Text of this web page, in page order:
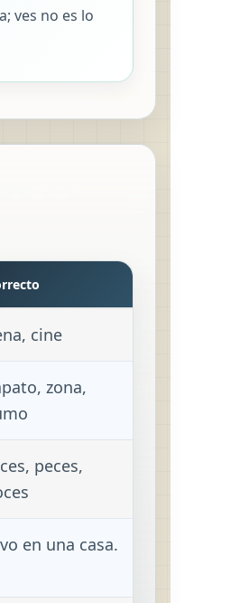
ves no es lo
cine
zona,
peces,
en una casa.